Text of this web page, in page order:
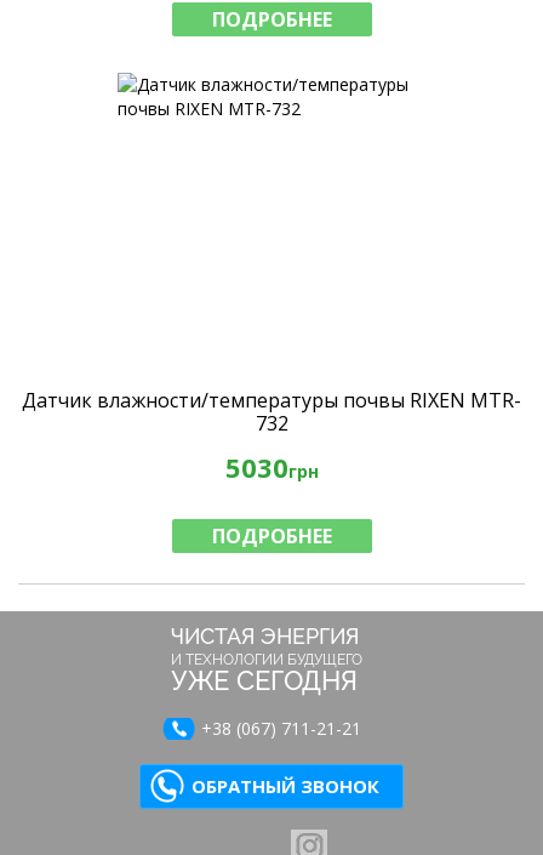
ПОДРОБНЕЕ
Датчик влажности/температуры почвы RIXEN MTR-
732
5030грн
ПОДРОБНЕЕ
ЧИСТАЯ ЭНЕРГИЯ
И ТЕХНОЛОГИИ БУДУЩЕГО
УЖЕ СЕГОДНЯ
+38 (067) 711-21-21
ОБРАТНЫЙ ЗВОНОК